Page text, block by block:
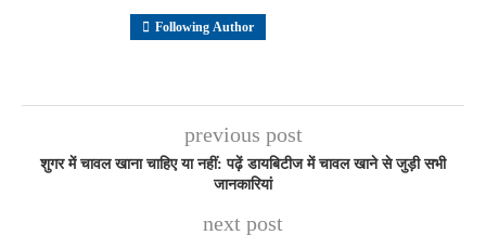
Following Author
previous post
शुगर में चावल खाना चाहिए या नहीं: पढ़ें डायबिटीज में चावल खाने से जुड़ी सभी
जानकारियां
next post